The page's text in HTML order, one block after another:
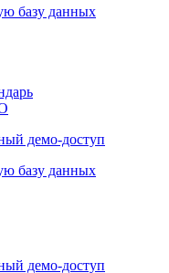
базу данных
базу данных